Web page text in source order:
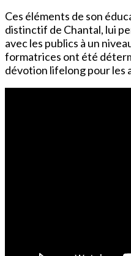
Ces éléments de son
distinctif de Chantal, lui
avec les publics à un
formatrices ont été
dévotion lifelong pour les